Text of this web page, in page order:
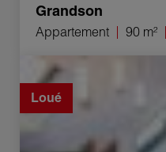
Grandson
Appartement 90 m²
Location Appartement
Loué